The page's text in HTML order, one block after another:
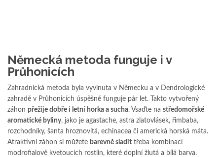
Německá metoda funguje i v
Průhonicích
Zahradnická metoda byla vyvinuta v Německu a v Dendrologické
zahradě v Průhonicích úspěšně funguje pár let. Takto vytvořený
záhon přežije dobře i letní horka a sucha. Vsaďte na středomořské
aromatické byliny, jako je agastache, astra zlatovlásek, řimbaba,
rozchodníky, šanta hroznovitá, echinacea či americká horská máta.
Atraktivní záhon si můžete barevně sladit třeba kombinací
modrofialově kvetoucích rostlin, které doplní žlutá a bílá barva.